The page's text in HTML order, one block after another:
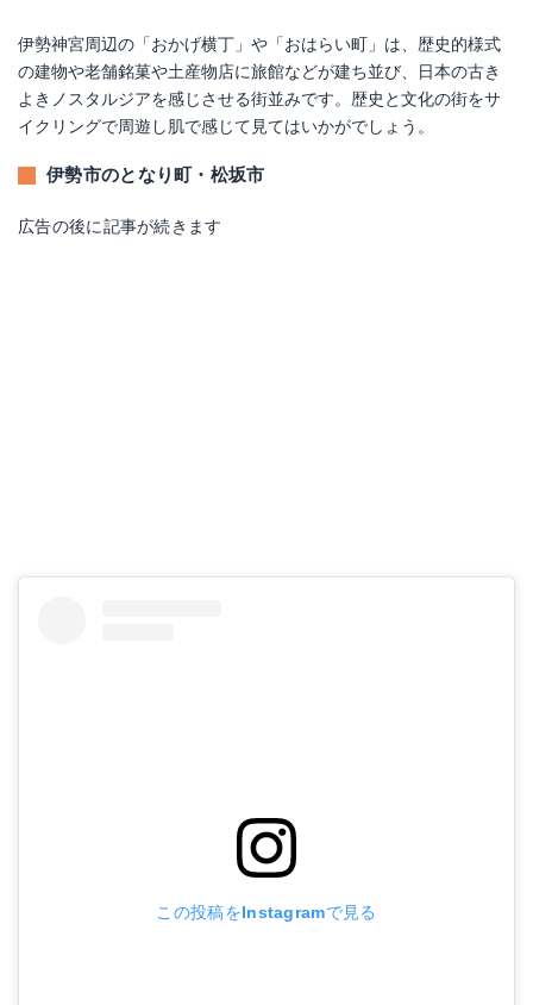
伊勢神宮周辺の「おかげ横丁」や「おはらい町」は、歴史的様式
の建物や老舗銘菓や土産物店に旅館などが建ち並び、日本の古き
よきノスタルジアを感じさせる街並みです。歴史と文化の街をサ
イクリングで周遊し肌で感じて見てはいかがでしょう。
伊勢市のとなり町・松坂市
広告の後に記事が続きます
この投稿をInstagramで見る